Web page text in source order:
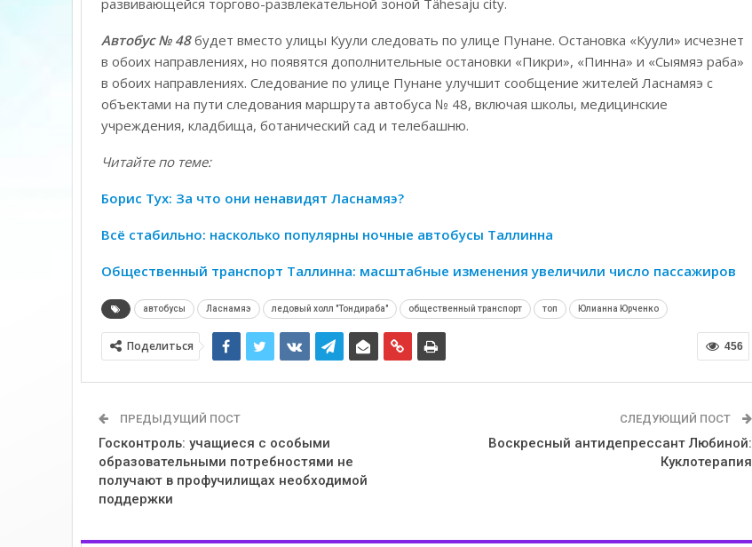
развивающейся торгово-развлекательной зоной Tähesaju city.
Автобус № 48будет вместо улицы Куули следовать по улице Пунане. Остановка «Куули» исчезнет
в обоих направлениях, но появятся дополнительные остановки «Пикри», «Пинна» и «Сыямяэ раба»
в обоих направлениях. Следование по улице Пунане улучшит сообщение жителей Ласнамяэ с
объектами на пути следования маршрута автобуса № 48, включая школы, медицинские
учреждения, кладбища, ботанический сад и телебашню.
Читайте по теме:
Борис Тух: За что они ненавидят Ласнамяэ?
Всё стабильно: насколько популярны ночные автобусы Таллинна
Общественный транспорт Таллинна: масштабные изменения увеличили число пассажиров
автобусы Ласнамяэ ледовый холл "Тондираба" общественный транспорт топ Юлианна Юрченко
456
Поделиться
ПРЕДЫДУЩИЙ ПОСТ
Госконтроль: учащиеся с особыми
образовательными потребностями не
получают в профучилищах необходимой
поддержки
СЛЕДУЮЩИЙ ПОСТ
Воскресный антидепрессант Любиной:
Куклотерапия